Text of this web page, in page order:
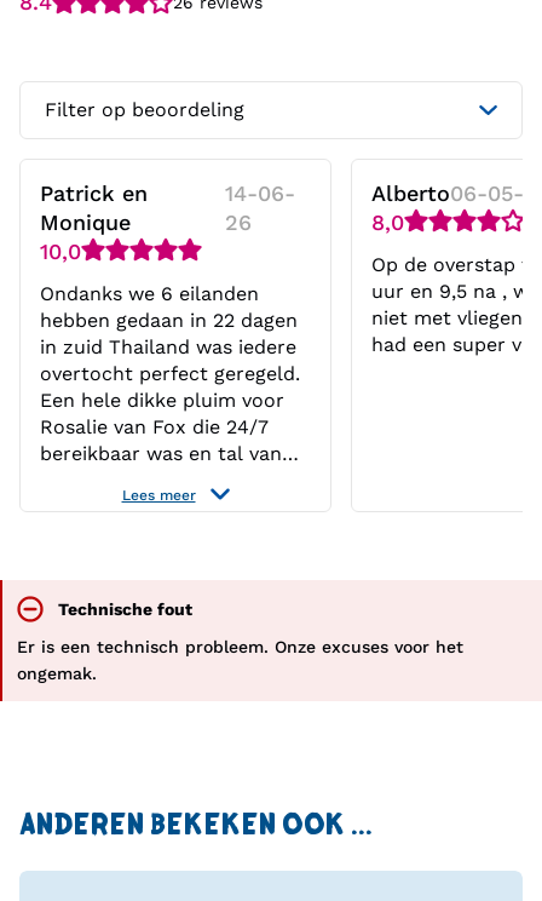
Filter op beoordeling
Patrick en
Monique
14-06-
26
10,0
Ondanks we 6 eilanden
hebben gedaan in 22 dagen
in zuid Thailand was iedere
overtocht perfect geregeld.
Een hele dikke pluim voor
Rosalie van Fox die 24/7
bereikbaar was en tal van
voor wat er op ieder eiland
Lees meer
Alberto06-05-
8,0
Op de overstap
uur en 9,5 na ,
niet met vliegen
had een super
Technische fout
Er is een technisch probleem. Onze excuses voor het
ongemak.
ANDEREN BEKEKEN OOK ...